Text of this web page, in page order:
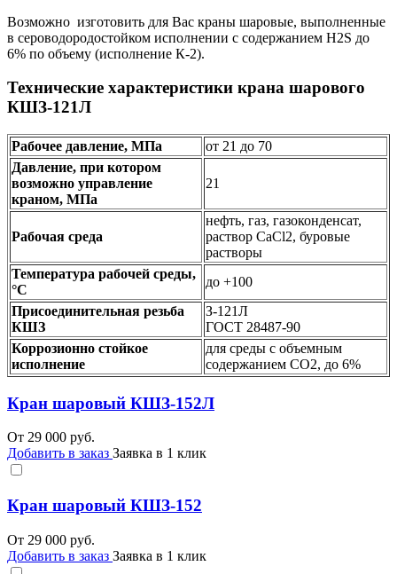
Возможно изготовить для Вас краны шаровые, выполненные
в сероводородостойком исполнении с содержанием H2S до
6% по объему (исполнение К-2).
Технические характеристики крана шарового
КШЗ-121Л
Рабочее давление, МПа
от 21 до 70
Давление, при котором
возможно управление
краном, МПа
21
Рабочая среда
нефть, газ, газоконденсат,
раствор CaCl2, буровые
растворы
Температура рабочей среды,
°C
до +100
Присоединительная резьба
КШЗ
З-121Л
ГОСТ 28487-90
Коррозионно стойкое
исполнение
для среды с объемным
содержанием СО2, до 6%
Кран шаровый КШЗ-152Л
От 29 000 руб.
Добавить в заказ Заявка в 1 клик
Кран шаровый КШЗ-152
От 29 000 руб.
Добавить в заказ Заявка в 1 клик